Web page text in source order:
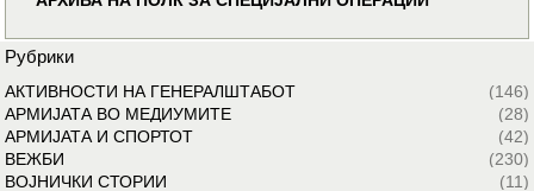
Рубрики
АКТИВНОСТИ НА ГЕНЕРАЛШТАБОТ
(146)
АРМИЈАТА ВО МЕДИУМИТЕ
(28)
АРМИЈАТА И СПОРТОТ
(42)
ВЕЖБИ
(230)
ВОЈНИЧКИ СТОРИИ
(11)